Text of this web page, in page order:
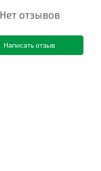
Нет отзывов
Написать отзыв